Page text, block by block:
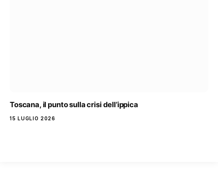
Toscana, il punto sulla crisi dell’ippica
15 LUGLIO 2026